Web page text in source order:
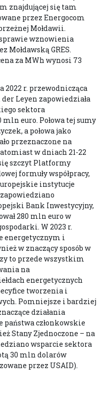
znajdującej się tam
przez Energocom
Mołdawii.
wznowienia
GRES.
za MWh wynosi 73
2022 r. przewodnicząca
Leyen zapowiedziała
sektora
euro. Połowa tej sumy
a połowa jako
przeznaczone na
w dniach 21-22
szczyt Platformy
formuły współpracy,
instytucje
Bank Inwestycyjny,
280 mln euro w
W 2023 r.
energetycznym i
w znaczący sposób w
to przede wszystkim
na
energetycznych
tworzenia i
Pomniejsze i bardziej
działania
państwa członkowskie
Stany Zjednoczone – na
wsparcie sektora
30 mln dolarów
przez USAID).